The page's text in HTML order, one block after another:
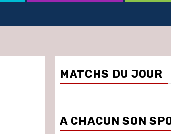
MATCHS DU JOUR
A CHACUN SON